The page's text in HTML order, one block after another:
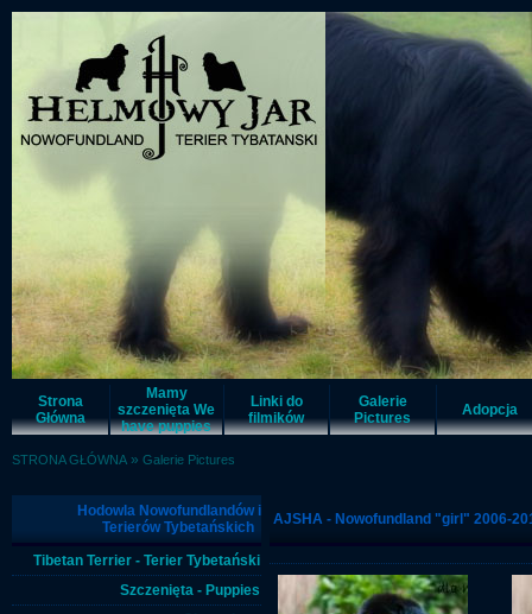
Strona
Główna
Mamy
szczenięta We
have puppies
Linki do
filmików
Galerie
Pictures
Adopcja
STRONA GŁÓWNA » Galerie Pictures
Hodowla Nowofundlandów i
Terierów Tybetańskich
Tibetan Terrier - Terier Tybetański
Szczenięta - Puppies
AJSHA - Nowofundland "girl" 2006-